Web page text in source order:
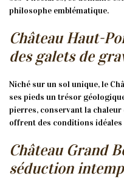
philosophe emblématique.
Château Haut-
des galets de
Niché sur un sol unique, le
ses pieds un trésor
pierres, conservant la
offrent des conditions idéales
Château Grand
séduction